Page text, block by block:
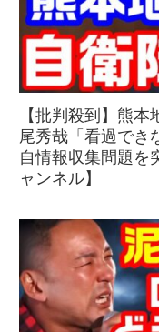
【批判殺到】熊
尾秀哉「看過でき
自情報収集問題を
ャンネル】